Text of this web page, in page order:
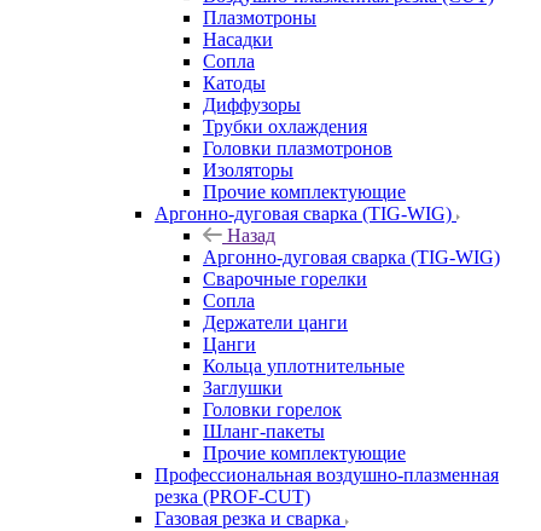
Плазмотроны
Насадки
Сопла
Катоды
Диффузоры
Трубки охлаждения
Головки плазмотронов
Изоляторы
Прочие комплектующие
Аргонно-дуговая сварка (TIG-WIG)
Назад
Аргонно-дуговая сварка (TIG-WIG)
Сварочные горелки
Сопла
Держатели цанги
Цанги
Кольца уплотнительные
Заглушки
Головки горелок
Шланг-пакеты
Прочие комплектующие
Профессиональная воздушно-плазменная
резка (PROF-CUT)
Газовая резка и сварка